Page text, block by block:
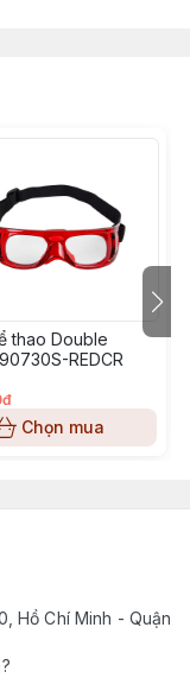
thao Double
REDCR
Chọn mua
Hồ Chí Minh - Quận